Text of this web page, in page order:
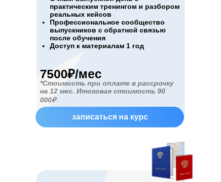
практическим тренингом и разбором
реальных кейсов
Профессиональное сообщество
выпускников с обратной связью
после обучения
Доступ к материалам 1 год
*Стоимость при оплате в рассрочку
на 12 мес. Итоговая стоимость 90
000₽
7500₽/мес
записаться на курс